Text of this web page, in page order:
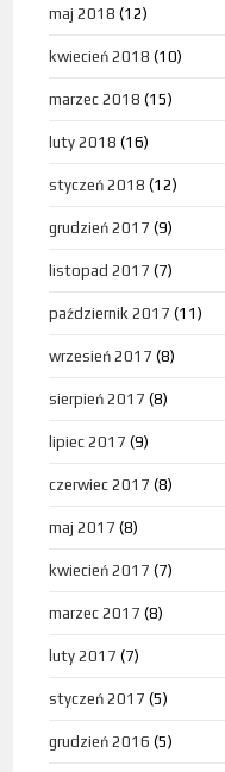
maj 2018 (12)
kwiecień 2018 (10)
marzec 2018 (15)
luty 2018 (16)
styczeń 2018 (12)
grudzień 2017 (9)
listopad 2017 (7)
październik 2017 (11)
wrzesień 2017 (8)
sierpień 2017 (8)
lipiec 2017 (9)
czerwiec 2017 (8)
maj 2017 (8)
kwiecień 2017 (7)
marzec 2017 (8)
luty 2017 (7)
styczeń 2017 (5)
grudzień 2016 (5)